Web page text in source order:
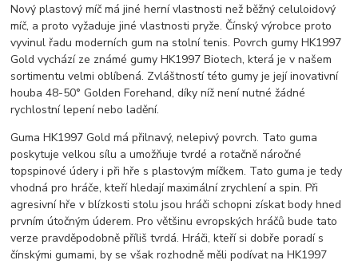
Nový plastový míč má jiné herní vlastnosti než běžný celuloidový
míč, a proto vyžaduje jiné vlastnosti pryže. Čínský výrobce proto
vyvinul řadu moderních gum na stolní tenis. Povrch gumy HK1997
Gold vychází ze známé gumy HK1997 Biotech, která je v našem
sortimentu velmi oblíbená. Zvláštností této gumy je její inovativní
houba 48-50° Golden Forehand, díky níž není nutné žádné
rychlostní lepení nebo ladění.
Guma HK1997 Gold má přilnavý, nelepivý povrch. Tato guma
poskytuje velkou sílu a umožňuje tvrdé a rotačně náročné
topspinové údery i při hře s plastovým míčkem. Tato guma je tedy
vhodná pro hráče, kteří hledají maximální zrychlení a spin. Při
agresivní hře v blízkosti stolu jsou hráči schopni získat body hned
prvním útočným úderem. Pro většinu evropských hráčů bude tato
verze pravděpodobně příliš tvrdá. Hráči, kteří si dobře poradí s
čínskými gumami, by se však rozhodně měli podívat na HK1997